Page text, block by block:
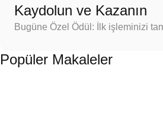
Kaydolun ve Kazanın
Bugüne Özel Ödül: İlk işleminizi
Popüler Makaleler